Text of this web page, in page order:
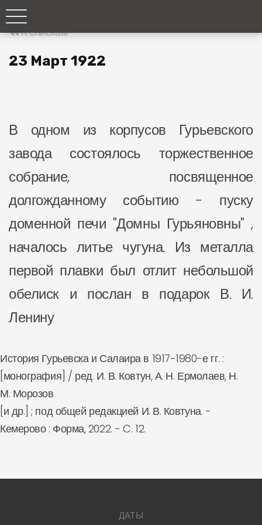
К спискам
23 Март 1922
В одном из корпусов Гурьевского
завода состоялось торжественное
собрание, посвященное
долгожданному событию - пуску
доменной печи "Домны Гурьяновны" ,
началось литье чугуна. Из металла
первой плавки был отлит небольшой
обелиск и послан в подарок В. И.
Ленину
История Гурьевска и Салаира в 1917-1980-е гг. :
[монография] / ред. И. В. Ковтун, А. Н. Ермолаев, Н.
М. Морозов
[и др.] ; под общей редакцией И. В. Ковтуна. -
Кемерово : Форма, 2022. - C. 12.
ДАТЫ